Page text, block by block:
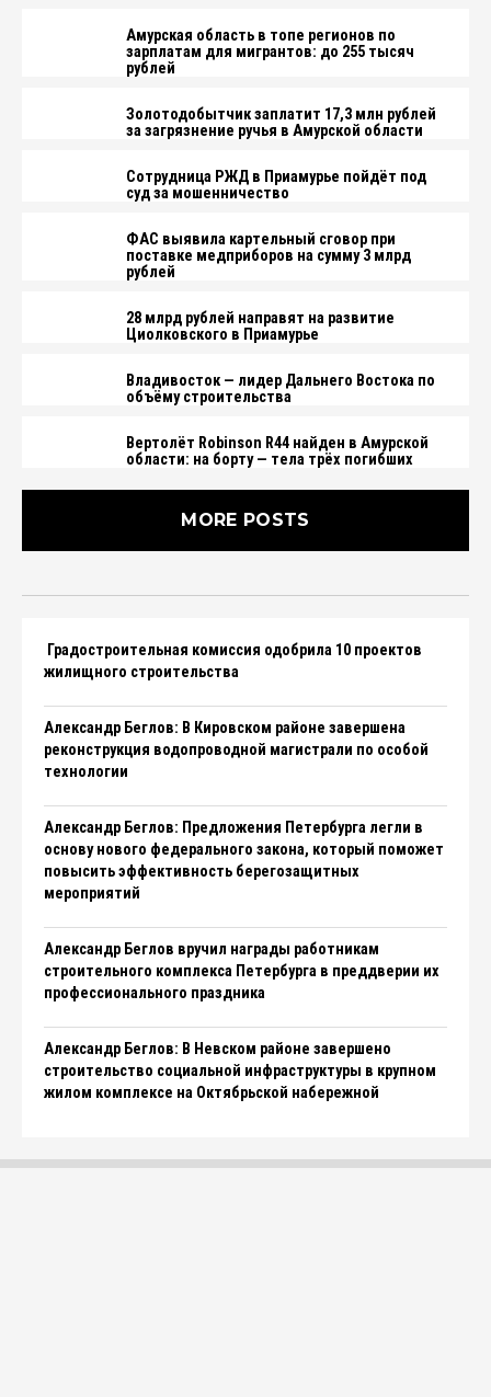
Амурская область в топе регионов по
зарплатам для мигрантов: до 255 тысяч
рублей
Золотодобытчик заплатит 17,3 млн рублей
за загрязнение ручья в Амурской области
Сотрудница РЖД в Приамурье пойдёт под
суд за мошенничество
ФАС выявила картельный сговор при
поставке медприборов на сумму 3 млрд
рублей
28 млрд рублей направят на развитие
Циолковского в Приамурье
Владивосток — лидер Дальнего Востока по
объёму строительства
Вертолёт Robinson R44 найден в Амурской
области: на борту — тела трёх погибших
MORE POSTS
​​​​​​​Градостроительная комиссия одобрила 10 проектов
жилищного строительства
Александр Беглов: В Кировском районе завершена
реконструкция водопроводной магистрали по особой
технологии
Александр Беглов: Предложения Петербурга легли в
основу нового федерального закона, который поможет
повысить эффективность берегозащитных
мероприятий
Александр Беглов вручил награды работникам
строительного комплекса Петербурга в преддверии их
профессионального праздника
Александр Беглов: В Невском районе завершено
строительство социальной инфраструктуры в крупном
жилом комплексе на Октябрьской набережной